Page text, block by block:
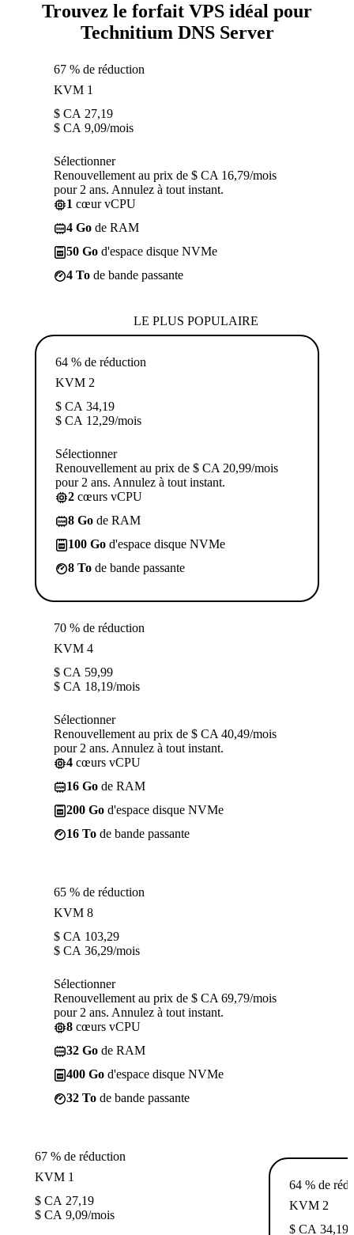
Trouvez le forfait VPS idéal pour
Technitium DNS Server
67 % de réduction
KVM 1
$ CA 27,19
$ CA 9,09/mois
Sélectionner
Renouvellement au prix de $ CA 16,79/mois
pour 2 ans. Annulez à tout instant.
1 cœur vCPU
4 Go de RAM
50 Go d'espace disque NVMe
4 To de bande passante
LE PLUS POPULAIRE
64 % de réduction
KVM 2
$ CA 34,19
$ CA 12,29/mois
Sélectionner
Renouvellement au prix de $ CA 20,99/mois
pour 2 ans. Annulez à tout instant.
2 cœurs vCPU
8 Go de RAM
100 Go d'espace disque NVMe
8 To de bande passante
70 % de réduction
KVM 4
$ CA 59,99
$ CA 18,19/mois
Sélectionner
Renouvellement au prix de $ CA 40,49/mois
pour 2 ans. Annulez à tout instant.
4 cœurs vCPU
16 Go de RAM
200 Go d'espace disque NVMe
16 To de bande passante
65 % de réduction
KVM 8
$ CA 103,29
$ CA 36,29/mois
Sélectionner
Renouvellement au prix de $ CA 69,79/mois
pour 2 ans. Annulez à tout instant.
8 cœurs vCPU
32 Go de RAM
400 Go d'espace disque NVMe
32 To de bande passante
67 % de réduction
KVM 1
$ CA 27,19
$ CA 9,09/mois
64 % de
KVM 2
$ CA 34,19